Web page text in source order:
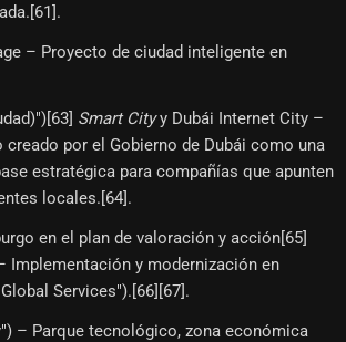
– Proyecto de ciudad inteligente en
Smart Cityy Dubái Internet City –
por el Gobierno de Dubái como una
estratégica para compañías que apunten
locales.[64]​.
en el plan de valoración y acción[65]​
Implementación y modernización en
Services").[66]​[67]​.
– Parque tecnológico, zona económica